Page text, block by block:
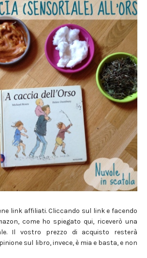
link affiliati. Cliccando sul link e facendo
come ho spiegato qui, riceverò una
Il vostro prezzo di acquisto resterà
sul libro, invece, è mia e basta, e non